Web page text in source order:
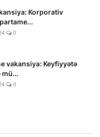
Korporativ
0
vakansiya: Keyfiyyətə
mü...
0